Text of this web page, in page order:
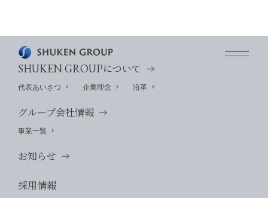
SHUKEN GROUPについて
代表あいさつ 企業理念 沿革
グループ会社情報
事業一覧
お知らせ
採用情報